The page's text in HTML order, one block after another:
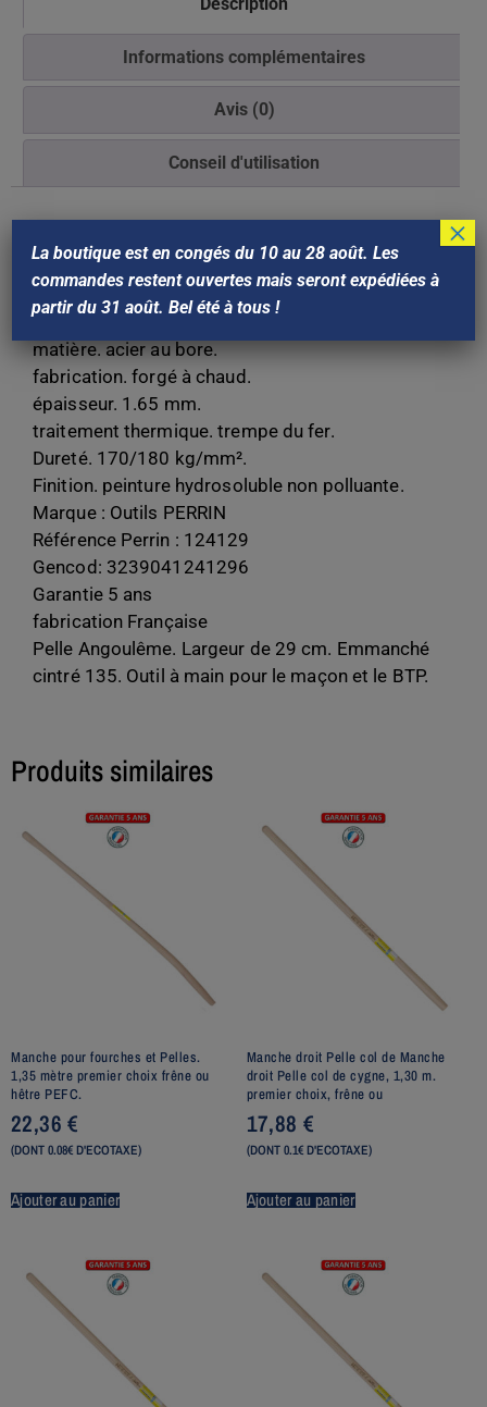
Informations complémentaires
Avis (0)
Conseil d'utilisation
Description
largeur : 29 cm.
Poids : 2,7Kg.
matière. acier au bore.
fabrication. forgé à chaud.
épaisseur. 1.65 mm.
traitement thermique. trempe du fer.
Dureté. 170/180 kg/mm².
Finition. peinture hydrosoluble non polluante.
Marque : Outils PERRIN
Référence Perrin : 124129
Gencod: 3239041241296
Garantie 5 ans
fabrication Française
Pelle Angoulême. Largeur de 29 cm. Emmanché
cintré 135. Outil à main pour le maçon et le BTP.
Produits similaires
Manche pour fourches et Pelles.
1,35 mètre premier choix frêne ou
hêtre PEFC.
22,36€
(DONT 0.08€ D'ECOTAXE)
Ajouter au panier
Manche droit Pelle col de Manche
droit Pelle col de cygne, 1,30 m.
premier choix, frêne ou
17,88 €
(DONT 0.1€ D'ECOTAXE)
Ajouter au panier
La boutique est en congés du 10 au 28 août. Les
commandes restent ouvertes mais seront expédiées à
partir du 31 août. Bel été à tous !
×